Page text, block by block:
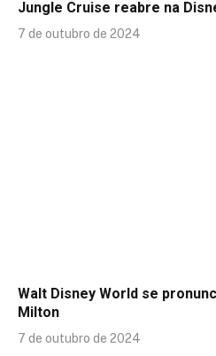
Jungle Cruise reabre na
7 de outubro de 2024
Walt Disney World se
Milton
7 de outubro de 2024